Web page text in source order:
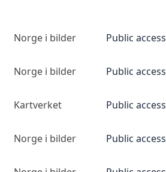
Norge i bilder Public access
Norge i bilder Public access
Kartverket Public access
Norge i bilder Public access